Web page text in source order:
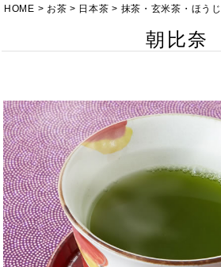
HOME お茶 日本茶 抹茶・玄米茶・ほう
朝比奈